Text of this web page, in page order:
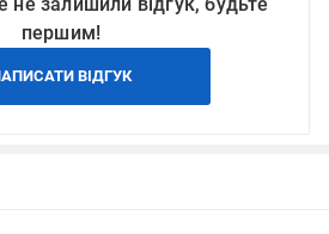
першим!
ВІДГУК